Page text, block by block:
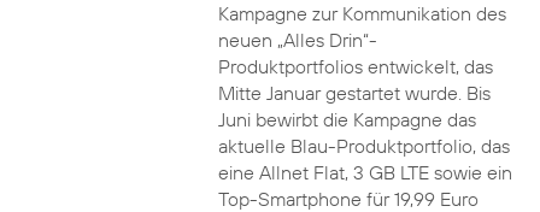
Kampagne zur Kommunikation des
neuen „Alles Drin“-
Produktportfolios entwickelt, das
Mitte Januar gestartet wurde. Bis
Juni bewirbt die Kampagne das
aktuelle Blau-Produktportfolio, das
eine Allnet Flat, 3 GB LTE sowie ein
Top-Smartphone für 19,99 Euro